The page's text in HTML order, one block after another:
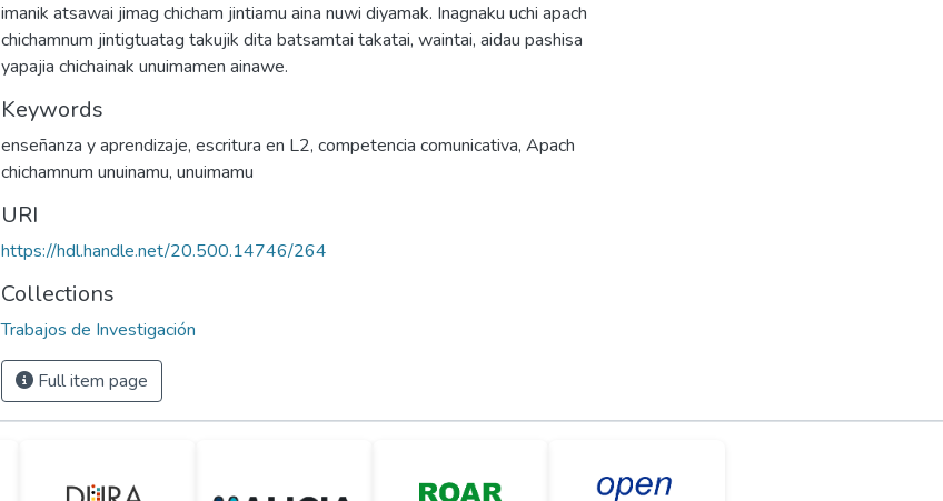
imanik atsawai jimag chicham jintiamu aina nuwi diyamak. Inagnaku uchi apach
chichamnum jintigtuatag takujik dita batsamtai takatai, waintai, aidau pashisa
yapajia chichainak unuimamen ainawe.
Keywords
enseñanza y aprendizaje, escritura en L2, competencia comunicativa, Apach
chichamnum unuinamu, unuimamu
URI
https://hdl.handle.net/20.500.14746/264
Collections
Trabajos de Investigación
Full item page